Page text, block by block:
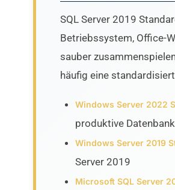
SQL Server 2019
Betriebssystem, Office-
sauber
häufig eine
Windows Server 2022
produktive
Windows Server 2019
Server 2019
Microsoft SQL Server